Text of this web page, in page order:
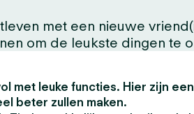
met een nieuwe
om de leukste dingen te
met leuke functies. Hier zijn
beter zullen maken.